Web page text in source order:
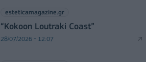
esteticamagazine.gr
“Kokoon Loutraki Coast”
28/07/2026 - 12:07